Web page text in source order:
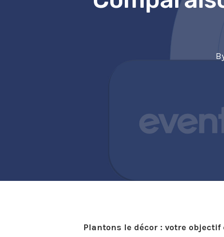
Plantons le décor : votre